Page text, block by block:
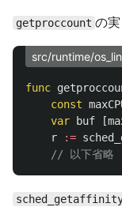
getproccount の
src/runtime/
func
const
var
buf [
r
:=
// 以下省略